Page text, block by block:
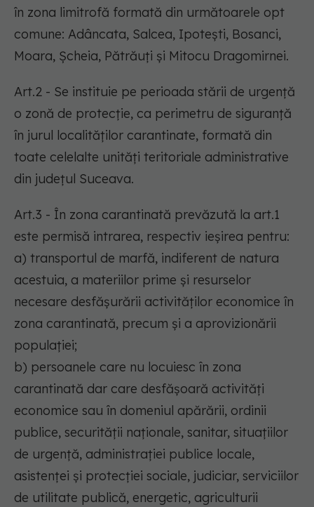
în zona limitrofă formată din următoarele opt
comune: Adâncata, Salcea, Ipotești, Bosanci,
Moara, Șcheia, Pătrăuți și Mitocu Dragomirnei.
Art.2 - Se instituie pe perioada stării de urgență
o zonă de protecție, ca perimetru de siguranță
în jurul localităților carantinate, formată din
toate celelalte unități teritoriale administrative
din județul Suceava.
Art.3 - În zona carantinată prevăzută la art.1
este permisă intrarea, respectiv ieșirea pentru:
a) transportul de marfă, indiferent de natura
acestuia, a materiilor prime și resurselor
necesare desfășurării activităților economice în
zona carantinată, precum și a aprovizionării
populației;
b) persoanele care nu locuiesc în zona
carantinată dar care desfășoară activități
economice sau în domeniul apărării, ordinii
publice, securității naționale, sanitar, situațiilor
de urgență, administrației publice locale,
asistenței și protecției sociale, judiciar, serviciilor
de utilitate publică, energetic, agriculturii